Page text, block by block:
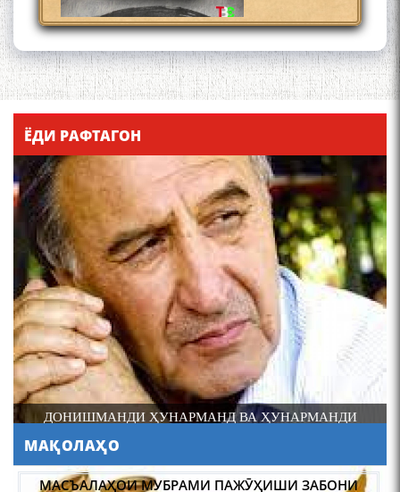
Қадамҷо - Лоҳутӣ
4-уми декабр- зодрӯзи
шоири абадзинда Абулқосим
Лоҳутӣ
АБУЛҚОСИМ ЛОҲУТӢ /
ABULQOSIM LOHUTY/
ЁДИ РАФТАГОН
ДОНИШМАНДИ ҲУНАРМАНД ВА ҲУНАРМАНДИ
МАҚОЛАҲО
МАСЪАЛАҲОИ МУБРАМИ ПАЖӮҲИШИ ЗАБОНИ